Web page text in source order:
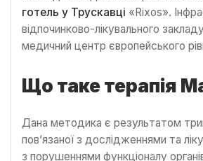
готель у Трускавці «Rixos».
відпочинково-лікувального
медичний центр європейського
Що таке терапія
Дана методика є результатом
пов’язаної з дослідженнями та
з порушеннями функціоналу